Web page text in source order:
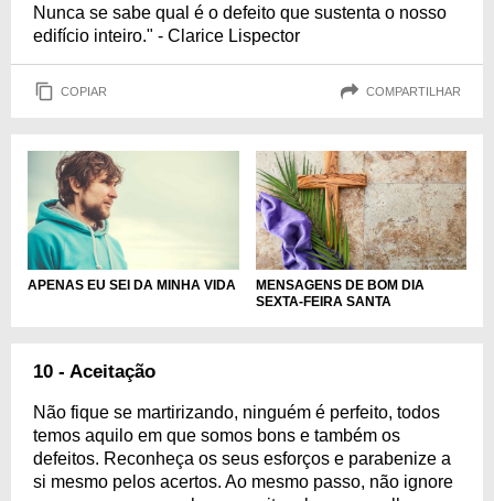
Nunca se sabe qual é o defeito que sustenta o nosso
edifício inteiro." - Clarice Lispector
COPIAR COMPARTILHAR
APENAS EU SEI DA MINHA VIDA
MENSAGENS DE BOM DIA
SEXTA-FEIRA SANTA
10 - Aceitação
Não fique se martirizando, ninguém é perfeito, todos
temos aquilo em que somos bons e também os
defeitos. Reconheça os seus esforços e parabenize a
si mesmo pelos acertos. Ao mesmo passo, não ignore